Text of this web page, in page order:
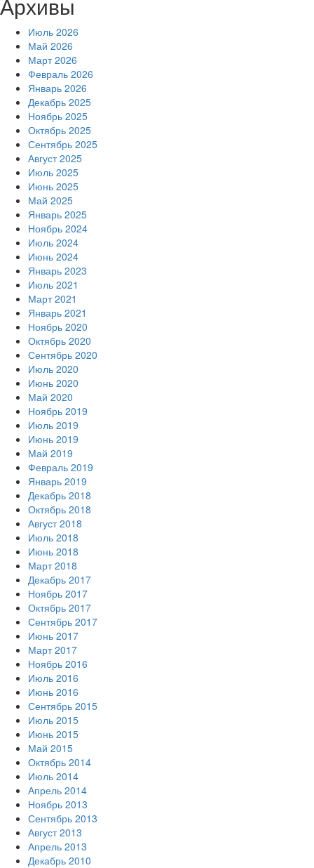
Июль 2026
Май 2026
Март 2026
Февраль 2026
Январь 2026
Декабрь 2025
Ноябрь 2025
Октябрь 2025
Сентябрь 2025
Август 2025
Июль 2025
Июнь 2025
Май 2025
Январь 2025
Ноябрь 2024
Июль 2024
Июнь 2024
Январь 2023
Июль 2021
Март 2021
Январь 2021
Ноябрь 2020
Октябрь 2020
Сентябрь 2020
Июль 2020
Июнь 2020
Май 2020
Ноябрь 2019
Июль 2019
Июнь 2019
Май 2019
Февраль 2019
Январь 2019
Декабрь 2018
Октябрь 2018
Август 2018
Июль 2018
Июнь 2018
Март 2018
Декабрь 2017
Ноябрь 2017
Октябрь 2017
Сентябрь 2017
Июнь 2017
Март 2017
Ноябрь 2016
Июль 2016
Июнь 2016
Сентябрь 2015
Июль 2015
Июнь 2015
Май 2015
Октябрь 2014
Июль 2014
Апрель 2014
Ноябрь 2013
Сентябрь 2013
Август 2013
Апрель 2013
Декабрь 2010